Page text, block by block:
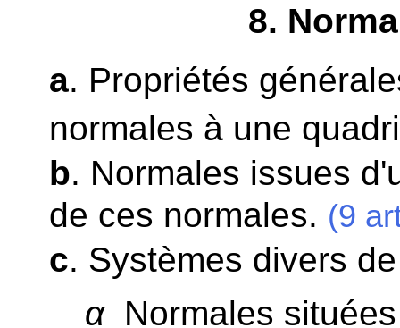
8.
a. Propriétés
normales à une
b. Normales issues
de ces normales. (9
c. Systèmes divers
αNormales